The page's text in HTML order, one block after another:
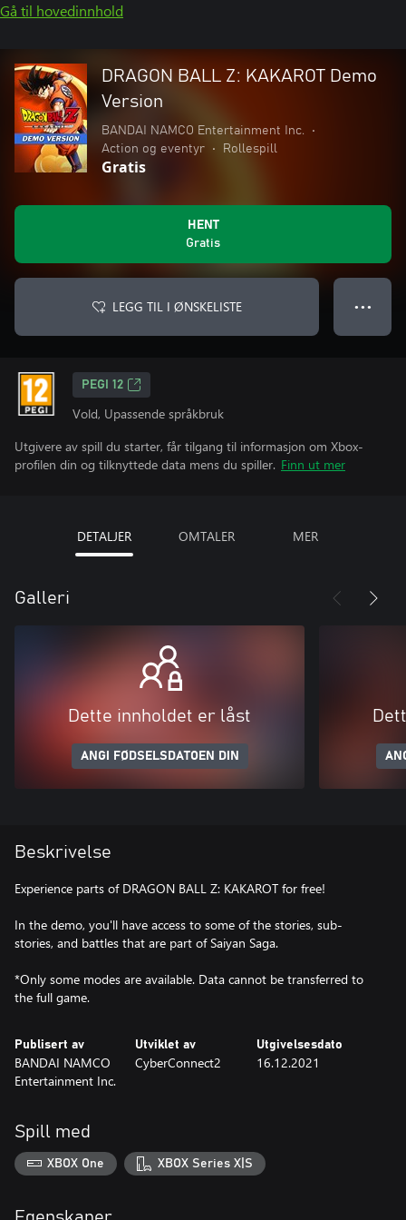
Gå til hovedinnhold
DRAGON BALL Z: KAKAROT Demo
Version
BANDAI NAMCO Entertainment Inc.
•
Action og eventyr
• Rollespill
Gratis
HENT
Gratis
LEGG TIL I ØNSKELISTE ● ● ●
PEGI 12
Vold, Upassende språkbruk
Utgivere av spill du starter, får tilgang til informasjon om Xbox-
profilen din og tilknyttede data mens du spiller. Finn ut mer
DETALJER OMTALER MER
Galleri
Dette innholdet er låst
ANGI FØDSELSDATOEN DIN
Beskrivelse
Experience parts of DRAGON BALL Z: KAKAROT for free!
In the demo, you'll have access to some of the stories, sub-
stories, and battles that are part of Saiyan Saga.
*Only some modes are available. Data cannot be transferred to
the full game.
Publisert av
BANDAI NAMCO
Entertainment Inc.
Utviklet av
CyberConnect2
Utgivelsesdato
16.12.2021
Spill med
XBOX One XBOX Series X|S